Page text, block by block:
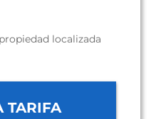
localizada
TARIFA